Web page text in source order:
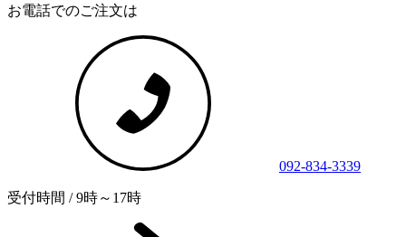
お電話でのご注文は
092-834-3339
受付時間 / 9時～17時